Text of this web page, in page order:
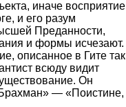
иначе восприятие
и его разум
Преданности,
и формы исчезают.
описанное в Гите так
всюду видит
Он
— «Поистине,